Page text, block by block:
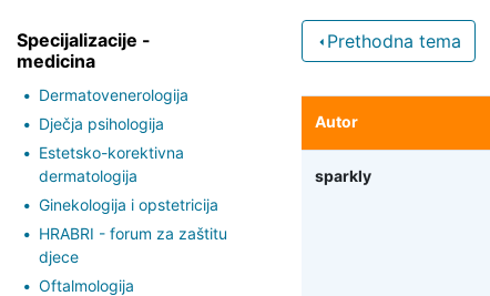
Specijalizacije -
medicina
Dermatovenerologija
Dječja psihologija
Estetsko-korektivna
dermatologija
Ginekologija i opstetricija
HRABRI - forum za zaštitu
djece
Oftalmologija
Prethodna tema
Autor
sparkly